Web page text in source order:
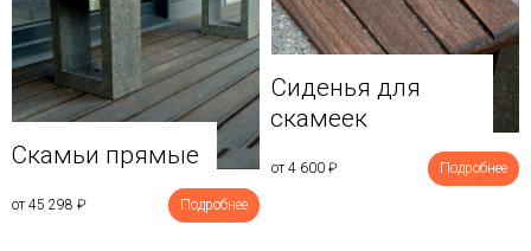
Скамьи прямые
от 45 298 ₽ Подробнее
Сиденья для
скамеек
от 4 600 ₽ Подробнее